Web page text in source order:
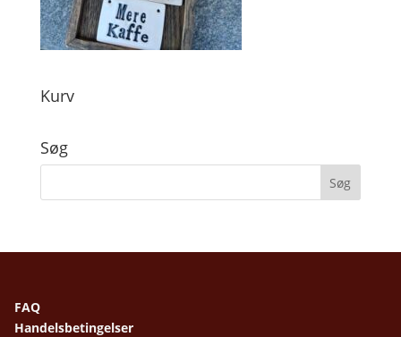
Kurv
Søg
FAQ
Handelsbetingelser